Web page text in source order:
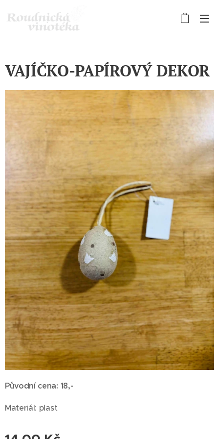
VAJÍČKO-PAPÍROVÝ DEKOR
Původní cena: 18,-
Materiál: plast